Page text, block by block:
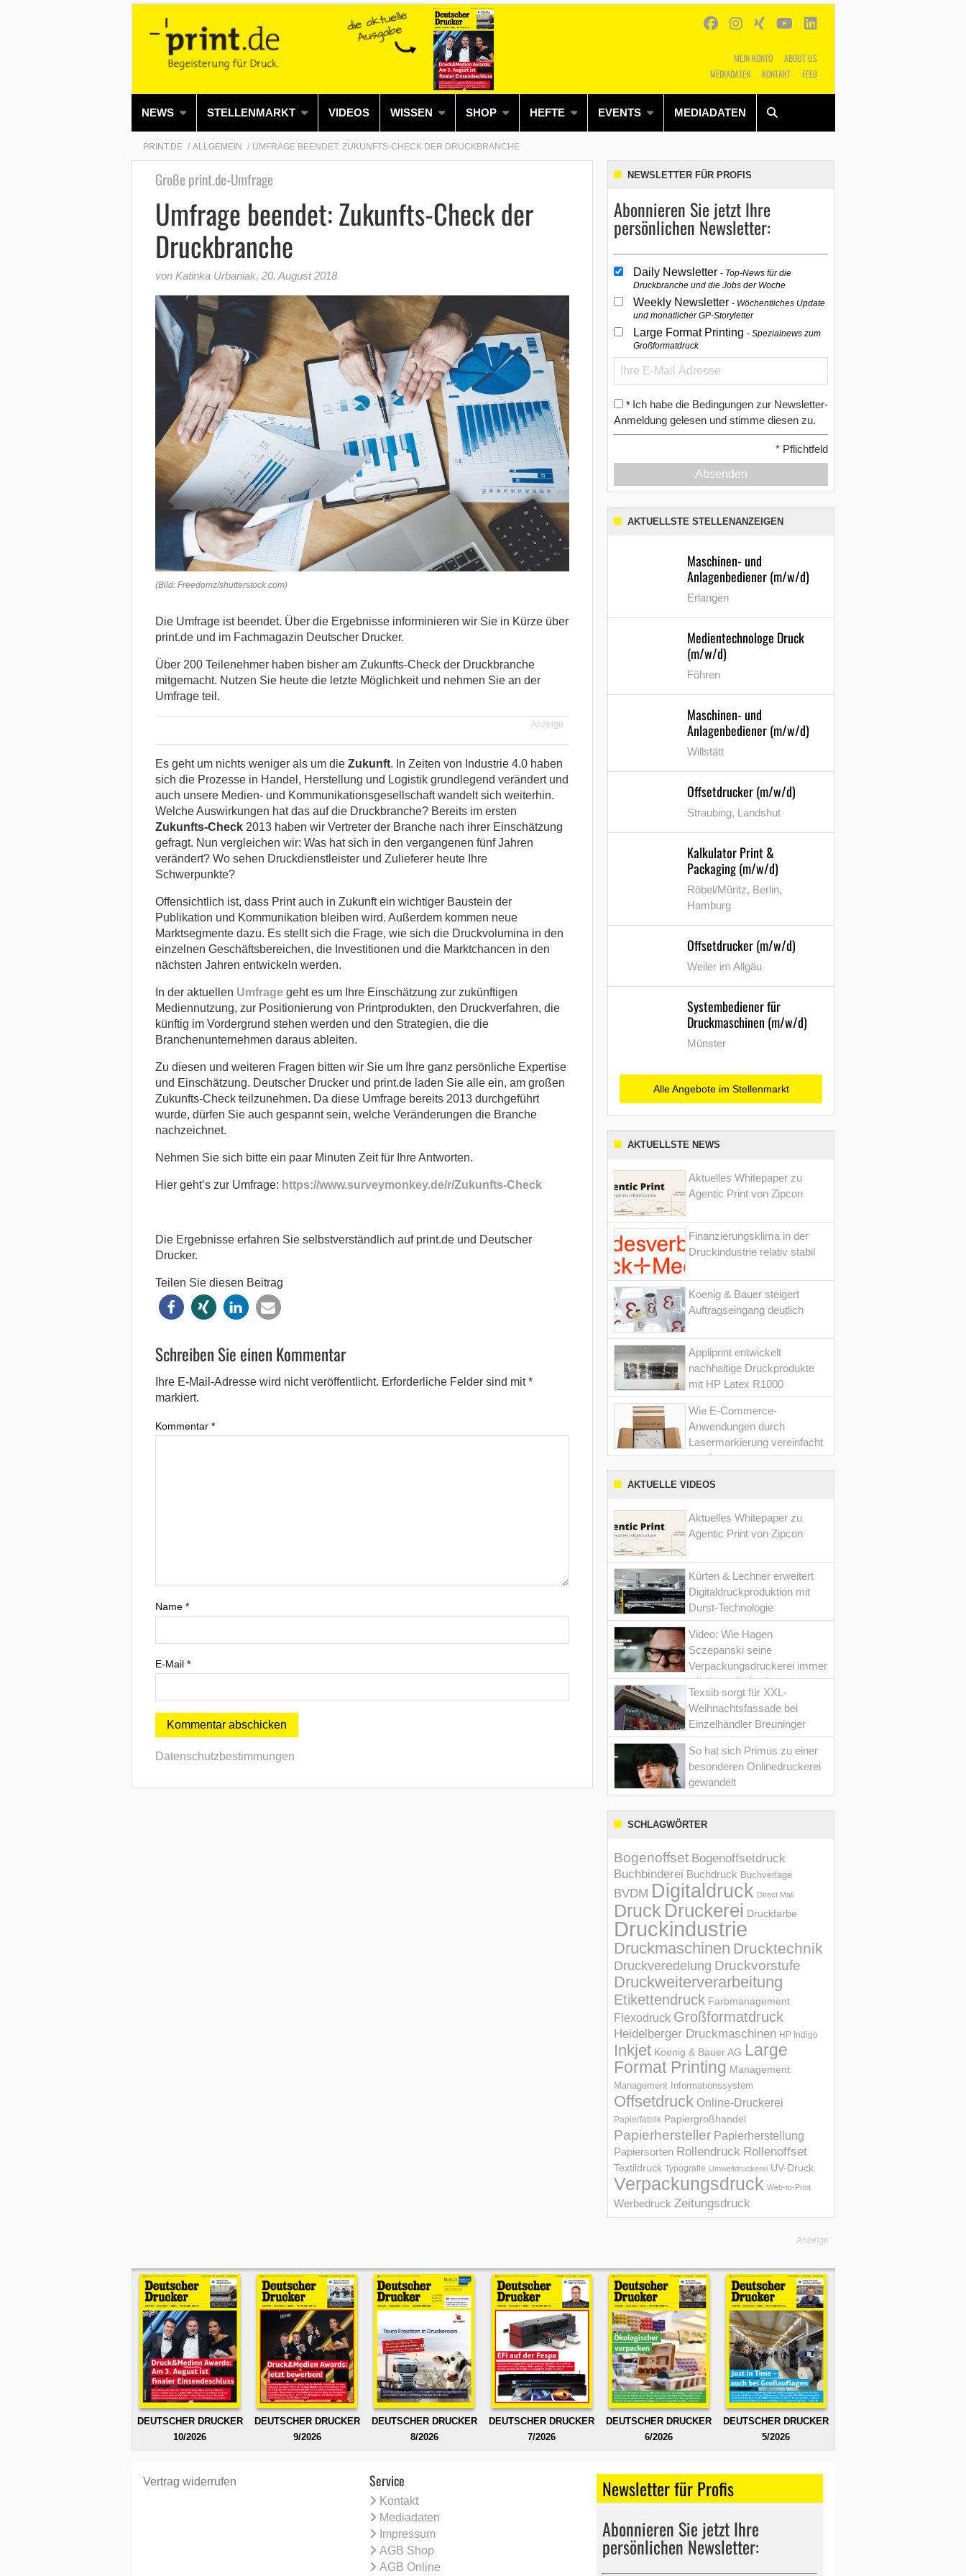
MEIN KONTO
ABOUT US
MEDIADATEN
KONTAKT FEED
NEWS STELLENMARKT VIDEOS WISSEN SHOP HEFTE EVENTS MEDIADATEN
Alles Shop SUCHEN
PRINT.DE ALLGEMEIN UMFRAGE BEENDET: ZUKUNFTS-CHECK DER DRUCKBRANCHE
Große print.de-Umfrage
Umfrage beendet: Zukunfts-Check der
Druckbranche
von Katinka Urbaniak, 20. August 2018
(Bild: Freedomz/shutterstock.com)
Die Umfrage ist beendet. Über die Ergebnisse informinieren wir Sie in Kürze über
print.de und im Fachmagazin Deutscher Drucker.
Über 200 Teilenehmer haben bisher am Zukunfts-Check der Druckbranche
mitgemacht. Nutzen Sie heute die letzte Möglichkeit und nehmen Sie an der
Umfrage teil.
Anzeige
Es geht um nichts weniger als um die Zukunft. In Zeiten von Industrie 4.0 haben
sich die Prozesse in Handel, Herstellung und Logistik grundlegend verändert und
auch unsere Medien- und Kommunikationsgesellschaft wandelt sich weiterhin.
Welche Auswirkungen hat das auf die Druckbranche? Bereits im ersten
Zukunfts-Check2013 haben wir Vertreter der Branche nach ihrer Einschätzung
gefragt. Nun vergleichen wir: Was hat sich in den vergangenen fünf Jahren
verändert? Wo sehen Druckdienstleister und Zulieferer heute Ihre
Schwerpunkte?
Offensichtlich ist, dass Print auch in Zukunft ein wichtiger Baustein der
Publikation und Kommunikation bleiben wird. Außerdem kommen neue
Marktsegmente dazu. Es stellt sich die Frage, wie sich die Druckvolumina in den
einzelnen Geschäftsbereichen, die Investitionen und die Marktchancen in den
nächsten Jahren entwickeln werden.
In der aktuellen Umfragegeht es um Ihre Einschätzung zur zukünftigen
Mediennutzung, zur Positionierung von Printprodukten, den Druckverfahren, die
künftig im Vordergrund stehen werden und den Strategien, die die
Branchenunternehmen daraus ableiten.
Zu diesen und weiteren Fragen bitten wir Sie um Ihre ganz persönliche Expertise
und Einschätzung. Deutscher Drucker und print.de laden Sie alle ein, am großen
Zukunfts-Check teilzunehmen. Da diese Umfrage bereits 2013 durchgeführt
wurde, dürfen Sie auch gespannt sein, welche Veränderungen die Branche
nachzeichnet.
Nehmen Sie sich bitte ein paar Minuten Zeit für Ihre Antworten.
Hier geht’s zur Umfrage: https://www.surveymonkey.de/r/Zukunfts-Check
Die Ergebnisse erfahren Sie selbstverständlich auf print.de und Deutscher
Drucker.
Teilen Sie diesen Beitrag
Schreiben Sie einen Kommentar
Ihre E-Mail-Adresse wird nicht veröffentlicht. Erforderliche Felder sind mit*
markiert.
Kommentar *
Name *
E-Mail *
Datenschutzbestimmungen
NEWSLETTER FÜR PROFIS
Abonnieren Sie jetzt Ihre
persönlichen Newsletter:
Daily Newsletter Top-News für die
Druckbranche und die Jobs der Woche
Weekly Newsletter Wöchentliches Update
und monatlicher GP-Storyletter
Large Format Printing Spezialnews zum
Großformatdruck
* Ich habe die Bedingungen zur Newsletter-
Anmeldung gelesen und stimme diesen zu.
* Pflichtfeld
Absenden
AKTUELLSTE STELLENANZEIGEN
Maschinen- und
Anlagenbediener (m/w/d)
Erlangen
Medientechnologe Druck
(m/w/d)
Föhren
Maschinen- und
Anlagenbediener (m/w/d)
Willstätt
Offsetdrucker (m/w/d)
Straubing, Landshut
Kalkulator Print &
Packaging (m/w/d)
Röbel/Müritz, Berlin,
Hamburg
Offsetdrucker (m/w/d)
Weiler im Allgäu
Systembediener für
Druckmaschinen (m/w/d)
Münster
Alle Angebote im Stellenmarkt
AKTUELLSTE NEWS
Aktuelles Whitepaper zu
Agentic Print von Zipcon
Finanzierungsklima in der
Druckindustrie relativ stabil
Koenig & Bauer steigert
Auftragseingang deutlich
Appliprint entwickelt
nachhaltige Druckprodukte
mit HP Latex R1000
Wie E-Commerce-
Anwendungen durch
Lasermarkierung vereinfacht
werden
AKTUELLE VIDEOS
Aktuelles Whitepaper zu
Agentic Print von Zipcon
Kürten & Lechner erweitert
Digitaldruckproduktion mit
Durst-Technologie
Video: Wie Hagen
Sczepanski seine
Verpackungsdruckerei immer
wieder optimiert hat
Texsib sorgt für XXL-
Weihnachtsfassade bei
Einzelhändler Breuninger
So hat sich Primus zu einer
besonderen Onlinedruckerei
gewandelt
SCHLAGWÖRTER
Bogenoffset Bogenoffsetdruck
Buchbinderei Buchdruck Buchverlage
BVDM Digitaldruck Direct Mail
Druck Druckerei Druckfarbe
Druckindustrie
Druckmaschinen Drucktechnik
Druckveredelung Druckvorstufe
Druckweiterverarbeitung
Etikettendruck Farbmanagement
Flexodruck Großformatdruck
Heidelberger Druckmaschinen HP Indigo
Inkjet Koenig & Bauer AG Large
Format Printing Management
Management Informations­system
Offsetdruck Online-Druckerei
Papierfabrik Papiergroßhandel
Papierhersteller Papierherstellung
Papiersorten Rollendruck Rollenoffset
Textildruck Typografie Umweltdruckerei UV-Druck
Verpackungsdruck Web-to-Print
Werbedruck Zeitungsdruck
Anzeige
DEUTSCHER DRUCKER
10/2026
DEUTSCHER DRUCKER
9/2026
DEUTSCHER DRUCKER
8/2026
DEUTSCHER DRUCKER
7/2026
DEUTSCHER DRUCKER
6/2026
DEUTSCHER DRUCKER
5/2026
Vertrag widerrufen Service
Kontakt
Mediadaten
Impressum
AGB Shop
AGB Online
Newsletter für Profis
Abonnieren Sie jetzt Ihre
persönlichen Newsletter: